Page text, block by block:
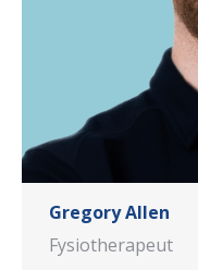
Gregory Allen
Fysiotherapeut